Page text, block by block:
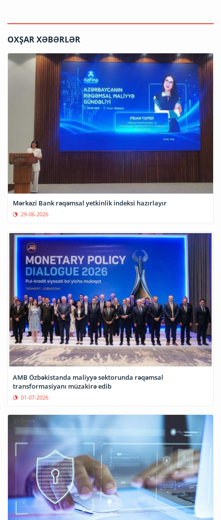
OXŞAR XƏBƏRLƏR
Mərkəzi Bank rəqəmsal yetkinlik indeksi hazırlayır
29-06-2026
AMB Özbəkistanda maliyyə sektorunda rəqəmsal
transformasiyanı müzakirə edib
01-07-2026